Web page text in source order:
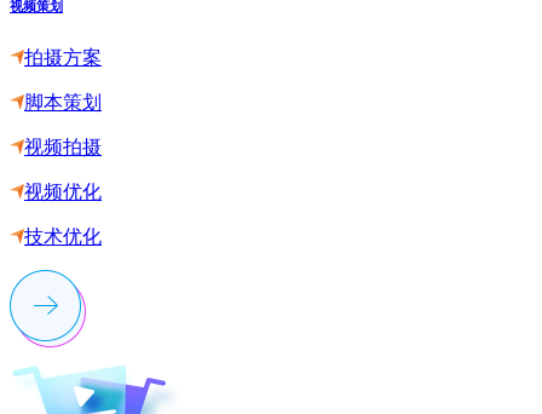
视频策划
拍摄方案
脚本策划
视频拍摄
视频优化
技术优化